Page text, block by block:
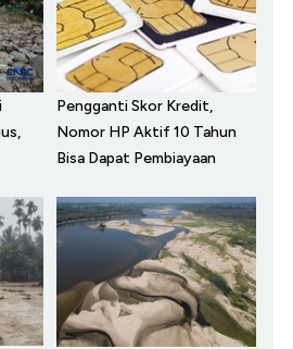
Pengganti Skor Kredit,
Nomor HP Aktif 10 Tahun
Bisa Dapat Pembiayaan